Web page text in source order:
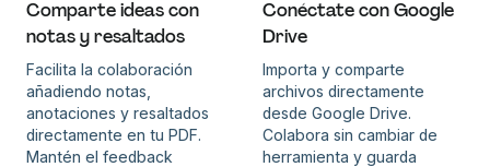
Comparte ideas con
notas y resaltados
Facilita la colaboración
añadiendo notas,
anotaciones y resaltados
directamente en tu PDF.
Mantén el feedback
Conéctate con Google
Drive
Importa y comparte
archivos directamente
desde Google Drive.
Colabora sin cambiar de
herramienta y guarda